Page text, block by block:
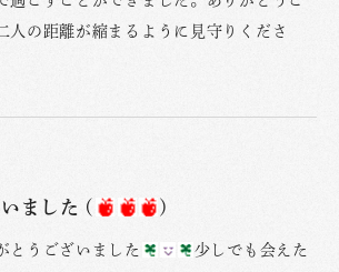
人の距離が縮まるように見守りくださ
ました ( )
とうございました
少しでも会えた